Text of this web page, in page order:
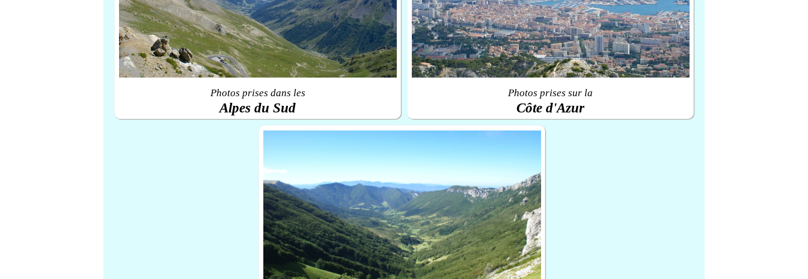
Photos prises dans les
Alpes du Sud
Photos prises sur la
Côte d'Azur